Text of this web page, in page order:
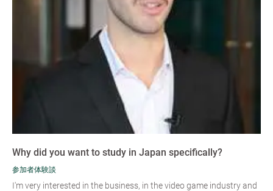
Why did you want to study in Japan specifically?
参加者体験談
I'm very interested in the business, in the video game industry and